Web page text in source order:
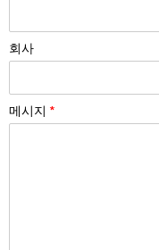
회사
메시지 *